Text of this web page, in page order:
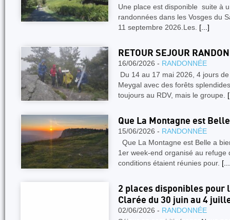
Une place est disponible suite à
randonnées dans les Vosges du
11 septembre 2026.Les. [...]
RETOUR SEJOUR
16/06/2026 - RANDONNÉE
Du 14 au 17 mai 2026, 4 jours
Meygal avec des forêts
toujours au RDV, mais le groupe.
Que La Montagne est
15/06/2026 - RANDONNÉE
Que La Montagne est Belle a
1er week-end organisé au refuge
conditions étaient réunies pour.
2 places disponibles pour
Clarée du 30 juin au 4
02/06/2026 - RANDONNÉE